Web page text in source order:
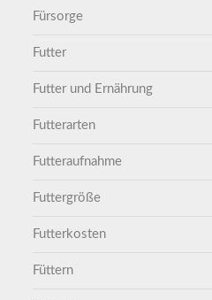
Fürsorge
Futter
Futter und Ernährung
Futterarten
Futteraufnahme
Futtergröße
Futterkosten
Füttern